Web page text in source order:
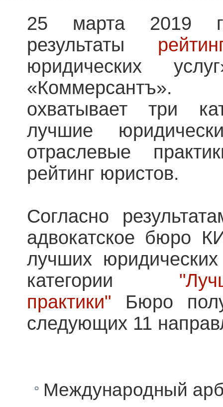
25 марта 2019
результаты
юридических
«Коммерсантъ».
охватывает три
лучшие
отраслевые
рейтинг юристов.
Согласно
адвокатское бюро
лучших
категории
практики" Бюро
следующих 11
Международный